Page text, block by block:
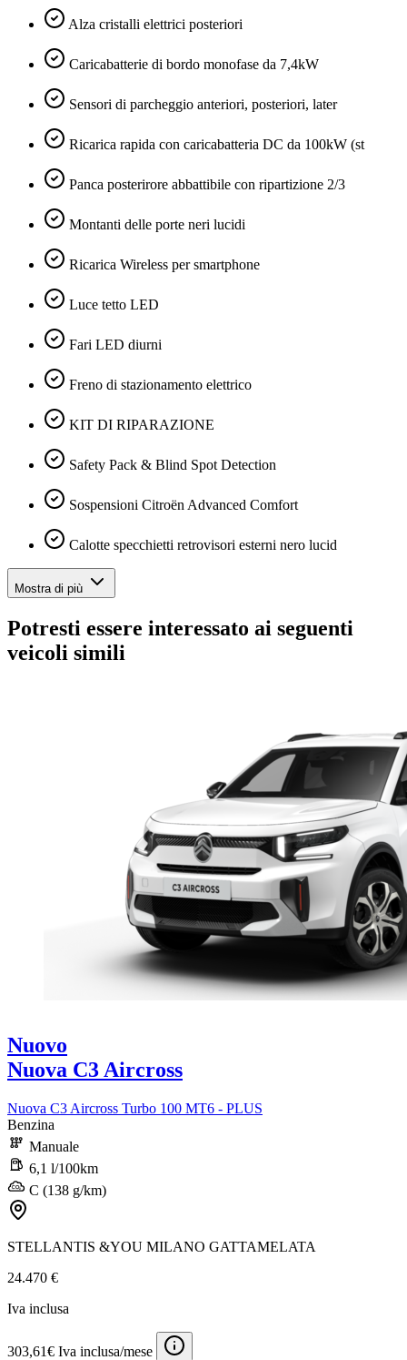
Alza cristalli elettrici posteriori
Caricabatterie di bordo monofase da 7,4kW
Sensori di parcheggio anteriori, posteriori, later
Ricarica rapida con caricabatteria DC da 100kW (st
Panca posterirore abbattibile con ripartizione 2/3
Montanti delle porte neri lucidi
Ricarica Wireless per smartphone
Luce tetto LED
Fari LED diurni
Freno di stazionamento elettrico
KIT DI RIPARAZIONE
Safety Pack & Blind Spot Detection
Sospensioni Citroën Advanced Comfort
Calotte specchietti retrovisori esterni nero lucid
Mostra di più
Potresti essere interessato ai seguenti
veicoli simili
Nuovo
Nuova C3 Aircross
Nuova C3 Aircross Turbo 100 MT6 - PLUS
Benzina
Manuale
6,1 l/100km
C (138 g/km)
STELLANTIS &YOU MILANO GATTAMELATA
24.470 €
Iva inclusa
303,61€ Iva inclusa/mese